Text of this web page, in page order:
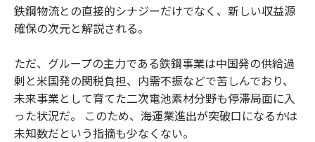
鉄鋼物流との直接的シナジーだけでなく、新しい収益源
確保の次元と解説される。
ただ、グループの主力である鉄鋼事業は中国発の供給過
剰と米国発の関税負担、内需不振などで苦しんでおり、
未来事業として育てた二次電池素材分野も停滞局面に入
った状況だ。 このため、海運業進出が突破口になるかは
未知数だという指摘も少なくない。